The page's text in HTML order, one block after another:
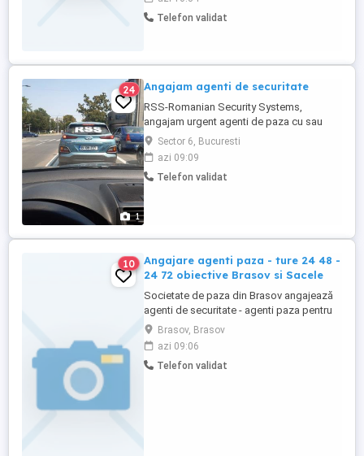
Telefon validat
1
24 Angajam agenti de securitate
RSS-Romanian Security Systems,
angajam urgent agenti de paza cu sau
fara atestat! Pentru programarea unui
interviu sunați va rog la numărul din anunt!
Sector 6, Bucuresti
azi 09:09
Telefon validat
10
Angajare agenti paza - ture 24 48 -
24 72 obiective Brasov si Sacele
Societate de paza din Brasov angajează
agenti de securitate - agenti paza pentru
posturi de noapte 8 ore, posturi
permanente 24 ore. Salariul la timp,
seriozitate ! FARA magazine ! Telefon:
Brasov, Brasov
azi 09:06
Telefon validat